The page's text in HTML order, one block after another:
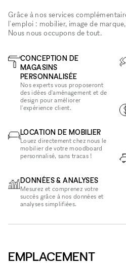
Grâce à nos services
l'emploi : mobilier, image de
Nous nous occupons de tout.
CONCEPTION DE
MAGASINS
PERSONNALISÉE
Nos experts vous proposeront
des idées d'aménagement et de
design pour améliorer
l'expérience client.
LOCATION DE MOBILIER
Louez directement chez nous le
mobilier de votre moodboard
personnalisé, sans tracas !
DONNÉES & ANALYSES
Mesurez et comprenez votre
succès grâce à nos données et
analyses simplifiées.
EMPLACEMENT